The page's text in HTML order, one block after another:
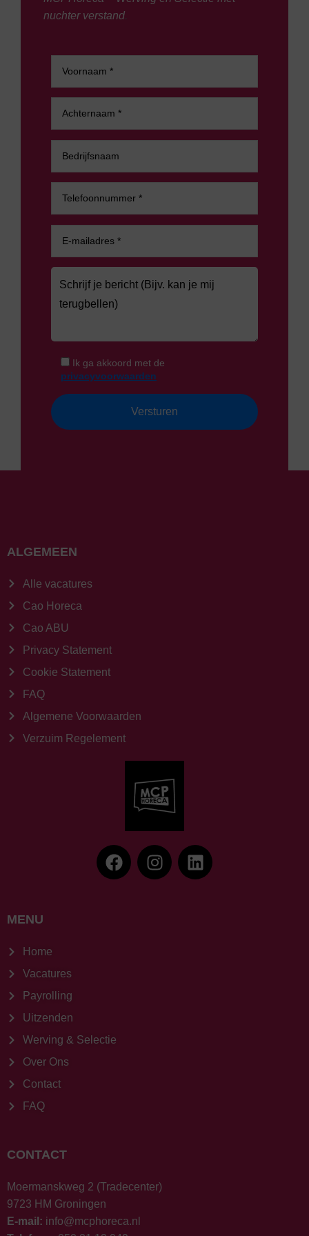
nuchter verstand.
Ik ga akkoord met de
privacyvoorwaarden
ALGEMEEN
Alle vacatures
Cao Horeca
Cao ABU
Privacy Statement
Cookie Statement
FAQ
Algemene Voorwaarden
Verzuim Regelement
MENU
Home
Vacatures
Payrolling
Uitzenden
Werving & Selectie
Over Ons
Contact
FAQ
CONTACT
Moermanskweg 2 (Tradecenter)
9723 HM Groningen
E-mail: info@mcphoreca.nl